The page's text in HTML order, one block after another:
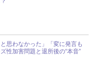
思わなかった」「変に発言も
加害問題と退所後の“本音”